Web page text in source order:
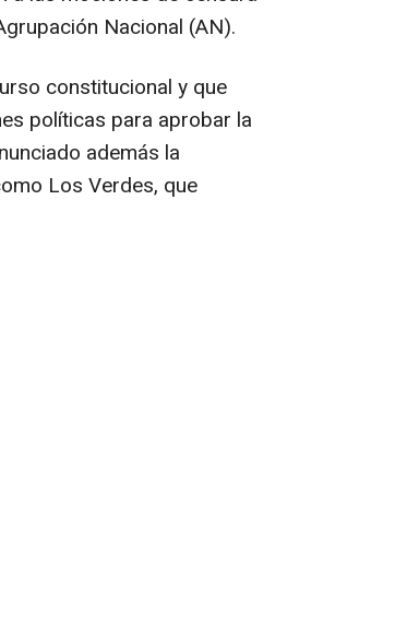
Nacional (AN).
constitucional y que
políticas para aprobar la
además la
Los Verdes, que